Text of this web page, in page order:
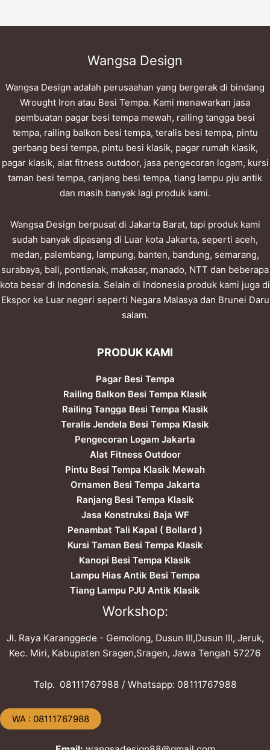
Wangsa Design
Wangsa Design adalah perusaahan yang bergerak di bindang
Wrought Iron atau Besi Tempa. Kami menawarkan jasa
pembuatan pagar besi tempa mewah, railing tangga besi
tempa, railing balkon besi tempa, teralis besi tempa, pintu
gerbang besi tempa, pintu besi klasik, pagar rumah klasik,
pagar klasik, alat fitness outdoor, jasa pengecoran logam, kursi
taman besi tempa, ranjang besi tempa, tiang lampu pju antik
dan masih banyak lagi produk kami.
Wangsa Design berpusat di Jakarta Barat, tapi produk kami
sudah banyak dipasang di Luar kota Jakarta, seperti aceh,
medan, palembang, lampung, banten, bandung, semarang,
surabaya, bali, pontianak, makasar, manado, NTT dan beberapa
kota besar di Indonesia. Selain di Indonesia produk kami juga di
Ekspor ke Luar negeri seperti Negara Malasya dan Brunei Daru
salam.
PRODUK KAMI
Pagar Besi Tempa
Railing Balkon Besi Tempa Klasik
Railing Tangga Besi Tempa Klasik
Teralis Jendela Besi Tempa Klasik
Pengecoran Logam Jakarta
Alat Fitness Outdoor
Pintu Besi Tempa Klasik Mewah
Ornamen Besi Tempa Jakarta
Ranjang Besi Tempa Klasik
Jasa Konstruksi Baja WF
Penambat Tali Kapal ( Bollard )
Kursi Taman Besi Tempa Klasik
Kanopi Besi Tempa Klasik
Lampu Hias Antik Besi Tempa
Tiang Lampu PJU Antik Klasik
Workshop:
Jl. Raya Karanggede - Gemolong, Dusun III,Dusun III, Jeruk,
Kec. Miri, Kabupaten Sragen,Sragen, Jawa Tengah 57276
Telp. ​08111767988 / Whatsapp: ​08111767988
​WA : 08111767988